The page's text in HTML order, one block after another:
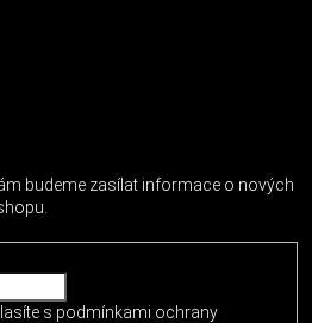
budeme zasílat informace o nových
s podmínkami ochrany